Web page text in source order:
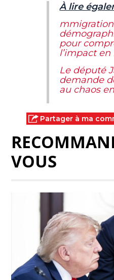
À lire
pour
l’impact en
Le député
demande
au chaos
Partager à ma
VOUS